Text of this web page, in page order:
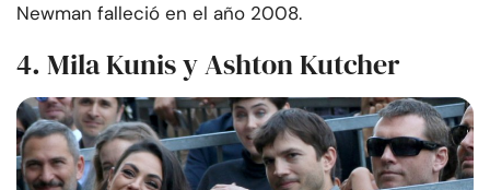
Newman falleció en el año 2008.
4. Mila Kunis y Ashton Kutcher